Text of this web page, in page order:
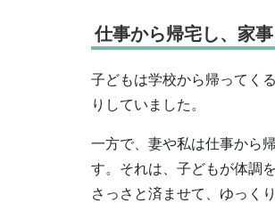
仕事から帰宅し、家
子どもは学校から帰ってく
りしていました。
一方で、妻や私は仕事から
す。それは、子どもが体調
さっさと済ませて、ゆっく